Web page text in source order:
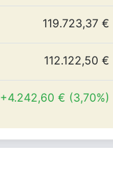
119.723,37 €
112.122,50 €
+4.242,60 € (3,70%)